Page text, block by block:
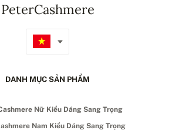
PeterCashmere
DANH MỤC SẢN PHẨM
Nữ Kiểu Dáng Sang Trọng
Nam Kiểu Dáng Sang Trọng